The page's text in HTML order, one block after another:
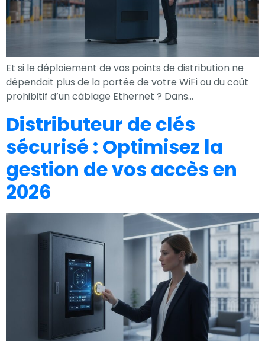
Et si le déploiement de vos points de distribution ne
dépendait plus de la portée de votre WiFi ou du coût
prohibitif d’un câblage Ethernet ? Dans…
Distributeur de clés
sécurisé : Optimisez la
gestion de vos accès en
2026
Expérience
Afin que notre
aussi bien que
possible lors
de votre visite.
Si vous refusez
ces cookies,
certaines
fonctionnalités
disparaîtront
du site Web.
Marketing
En partageant
votre intérêt et
comportement
lorsque vous
visitez notre
site, vous